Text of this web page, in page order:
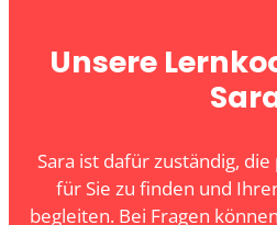
Unsere
Sara ist dafür zuständig,
für Sie zu finden und
begleiten. Bei Fragen